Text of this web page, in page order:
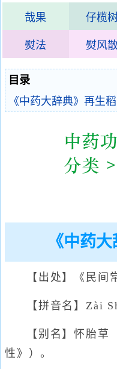
哉果 仔榄
熨法 熨风
目录
《中药大辞典》再生稻
《中药
【出处】《民间
【拼音名】Zài
【别名】怀胎草
性》）。